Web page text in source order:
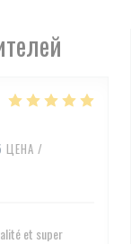
ЦЕНА /
et super